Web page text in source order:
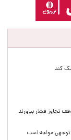
کند
تجاوز فشار بیاورند
توجهی مواجه است